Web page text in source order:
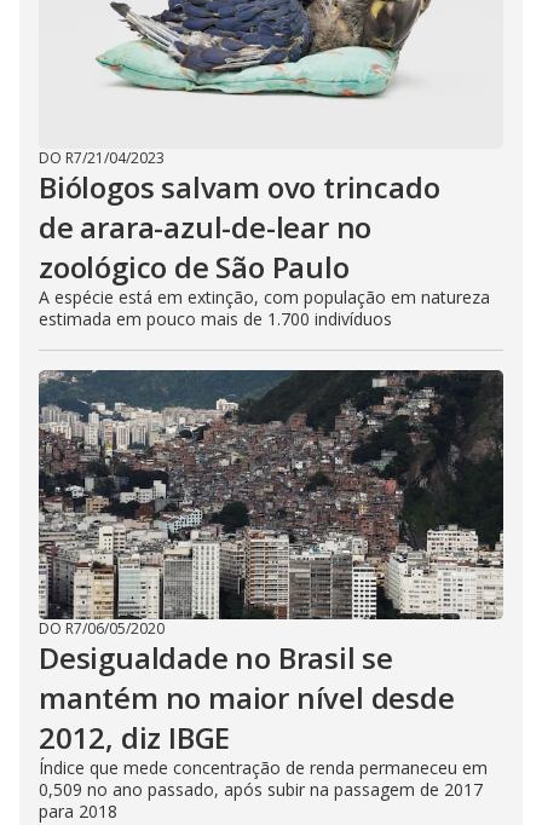
DO R7/21/04/2023
Biólogos salvam ovo trincado
de arara-azul-de-lear no
zoológico de São Paulo
A espécie está em extinção, com população em natureza
estimada em pouco mais de 1.700 indivíduos
DO R7/06/05/2020
Desigualdade no Brasil se
mantém no maior nível desde
2012, diz IBGE
Índice que mede concentração de renda permaneceu em
0,509 no ano passado, após subir na passagem de 2017
para 2018